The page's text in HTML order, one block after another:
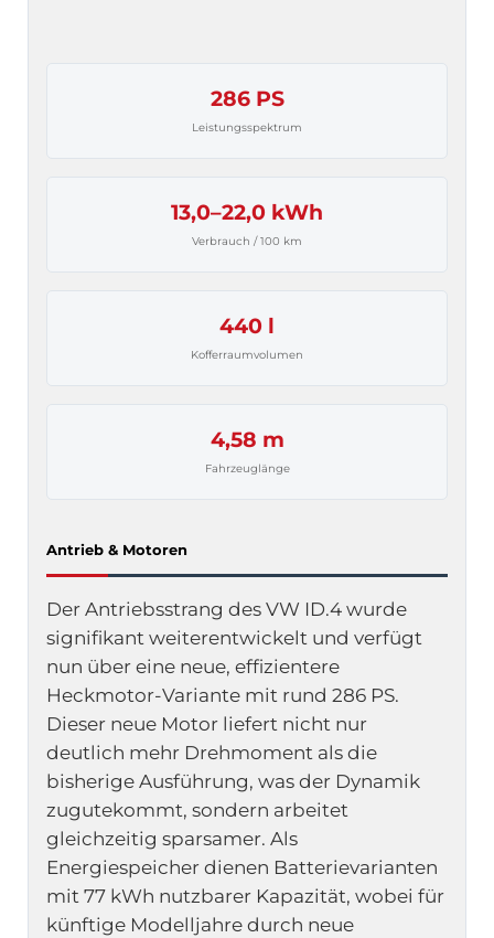
286 PS
Leistungsspektrum
13,0–22,0 kWh
Verbrauch / 100 km
440 l
Kofferraumvolumen
4,58 m
Fahrzeuglänge
Antrieb & Motoren
Der Antriebsstrang des VW ID.4 wurde
signifikant weiterentwickelt und verfügt
nun über eine neue, effizientere
Heckmotor-Variante mit rund 286 PS.
Dieser neue Motor liefert nicht nur
deutlich mehr Drehmoment als die
bisherige Ausführung, was der Dynamik
zugutekommt, sondern arbeitet
gleichzeitig sparsamer. Als
Energiespeicher dienen Batterievarianten
mit 77 kWh nutzbarer Kapazität, wobei für
künftige Modelljahre durch neue